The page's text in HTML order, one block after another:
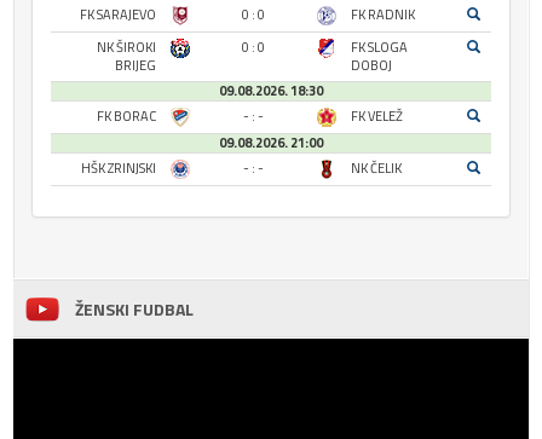
FK SARAJEVO
0 : 0
FK RADNIK
NK ŠIROKI
BRIJEG
0 : 0
FK SLOGA
DOBOJ
09.08.2026. 18:30
FK BORAC
- : -
FK VELEŽ
09.08.2026. 21:00
HŠK ZRINJSKI
- : - NK ČELIK
ŽENSKI FUDBAL